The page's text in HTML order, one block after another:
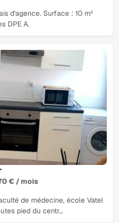
d'agence. Surface : 10 m²
DPE A.
€ / mois
de médecine, école Vatel
pied du centr…